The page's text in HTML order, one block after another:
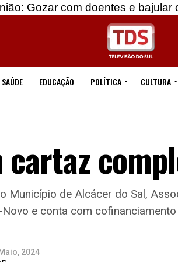
doentes e bajular os fortes…
SAÚDE EDUCAÇÃO POLÍTICA CULTURA
cartaz
Município de Alcácer do Sal,
e conta com
2024